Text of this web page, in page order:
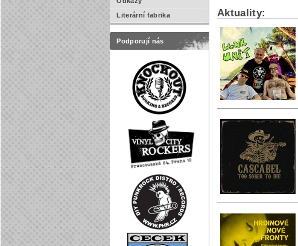
Literární fabrika
Podporují nás
Aktuality: